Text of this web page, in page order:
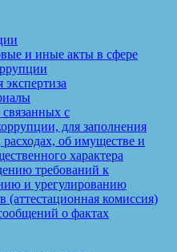
и иные акты в сфере
с
для заполнения
об имуществе и
характера
требований к
и урегулированию
(аттестационная комиссия)
о фактах